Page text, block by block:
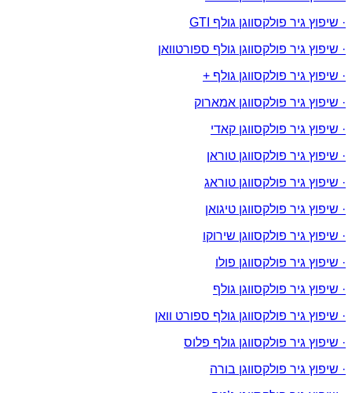
· שיפוץ גיר פולקסווגן גולף GTI
· שיפוץ גיר פולקסווגן גולף ספורטוואן
· שיפוץ גיר פולקסווגן גולף +
· שיפוץ גיר פולקסווגן אמארוק
· שיפוץ גיר פולקסווגן קאדי
· שיפוץ גיר פולקסווגן טוראן
· שיפוץ גיר פולקסווגן טוראג
· שיפוץ גיר פולקסווגן טיגואן
· שיפוץ גיר פולקסווגן שירוקו
· שיפוץ גיר פולקסווגן פולו
· שיפוץ גיר פולקסווגן גולף
· שיפוץ גיר פולקסווגן גולף ספורט וואן
· שיפוץ גיר פולקסווגן גולף פלוס
· שיפוץ גיר פולקסווגן בורה